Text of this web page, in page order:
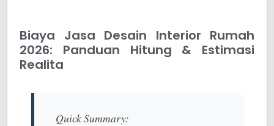
Biaya Jasa Desain Interior Rumah
2026: Panduan Hitung & Estimasi
Realita
Quick Summary: